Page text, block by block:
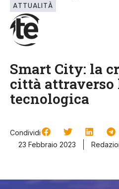
ATTUALITÀ
Smart City: la
città attraverso
tecnologica
Condividi
23 Febbraio 2023